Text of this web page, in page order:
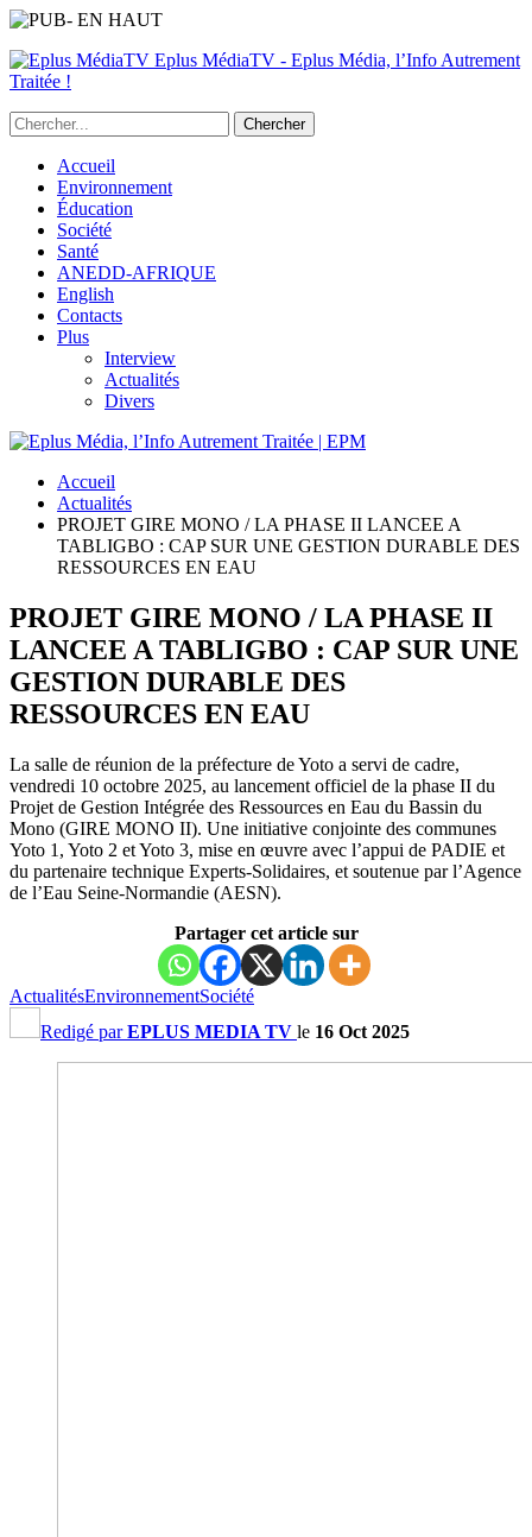
Eplus MédiaTV - Eplus Média, l’Info Autrement
Traitée !
Accueil
Environnement
Éducation
Société
Santé
ANEDD-AFRIQUE
English
Contacts
Plus
Interview
Actualités
Divers
Accueil
Actualités
PROJET GIRE MONO / LA PHASE II LANCEE A
TABLIGBO : CAP SUR UNE GESTION DURABLE DES
RESSOURCES EN EAU
PROJET GIRE MONO / LA PHASE II
LANCEE A TABLIGBO : CAP SUR UNE
GESTION DURABLE DES
RESSOURCES EN EAU
La salle de réunion de la préfecture de Yoto a servi de cadre,
vendredi 10 octobre 2025, au lancement officiel de la phase II du
Projet de Gestion Intégrée des Ressources en Eau du Bassin du
Mono (GIRE MONO II). Une initiative conjointe des communes
Yoto 1, Yoto 2 et Yoto 3, mise en œuvre avec l’appui de PADIE et
du partenaire technique Experts-Solidaires, et soutenue par l’Agence
de l’Eau Seine-Normandie (AESN).
Partager cet article sur
ActualitésEnvironnementSociété
Redigé parEPLUS MEDIA TV le 16 Oct 2025